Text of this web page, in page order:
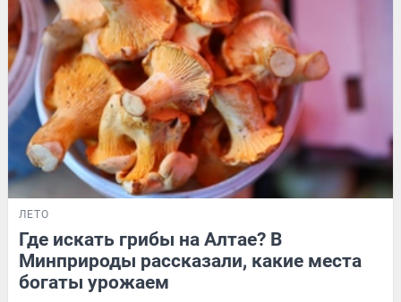
ЛЕТО
Где искать грибы на Алтае? В
Минприроды рассказали, какие места
богаты урожаем